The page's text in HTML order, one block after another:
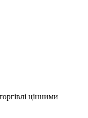
цінними